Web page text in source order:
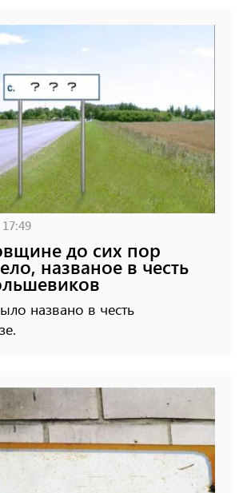
до сих пор
названое в честь
названо в честь